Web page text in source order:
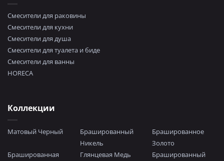
Смесители для раковины
Смесители для кухни
Смесители для душа
Смесители для туалета и биде
Смесители для ванны
HORECA
Коллекции
Матовый Черный
Брашированный
Никель
Брашированное
Золото
Брашированная
Глянцевая Медь
Брашированный